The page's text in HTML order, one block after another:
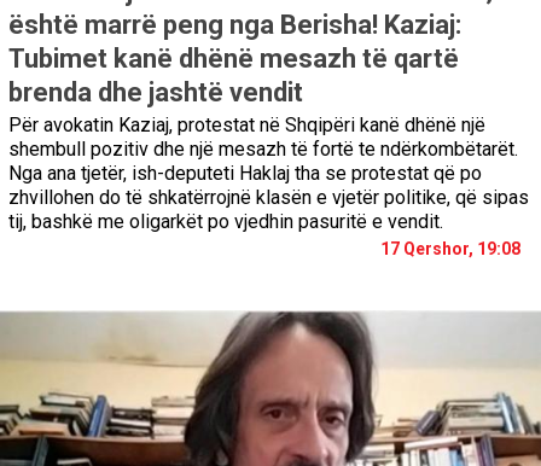
është marrë peng nga Berisha! Kaziaj:
Tubimet kanë dhënë mesazh të qartë
brenda dhe jashtë vendit
Për avokatin Kaziaj, protestat në Shqipëri kanë dhënë një
shembull pozitiv dhe një mesazh të fortë te ndërkombëtarët.
Nga ana tjetër, ish-deputeti Haklaj tha se protestat që po
zhvillohen do të shkatërrojnë klasën e vjetër politike, që sipas
tij, bashkë me oligarkët po vjedhin pasuritë e vendit.
17 Qershor, 19:08